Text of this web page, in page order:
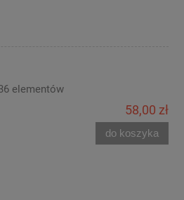
elementów
58,00 zł
do koszyka